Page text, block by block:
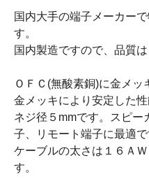
国内大手の端子メーカー
す。
国内製造ですので、品質は
ＯＦＣ(無酸素銅)に金メッ
金メッキにより安定した性
ネジ径５mmです。スピー
子、リモート端子に最適で
ケーブルの太さは１６Ａ
す。